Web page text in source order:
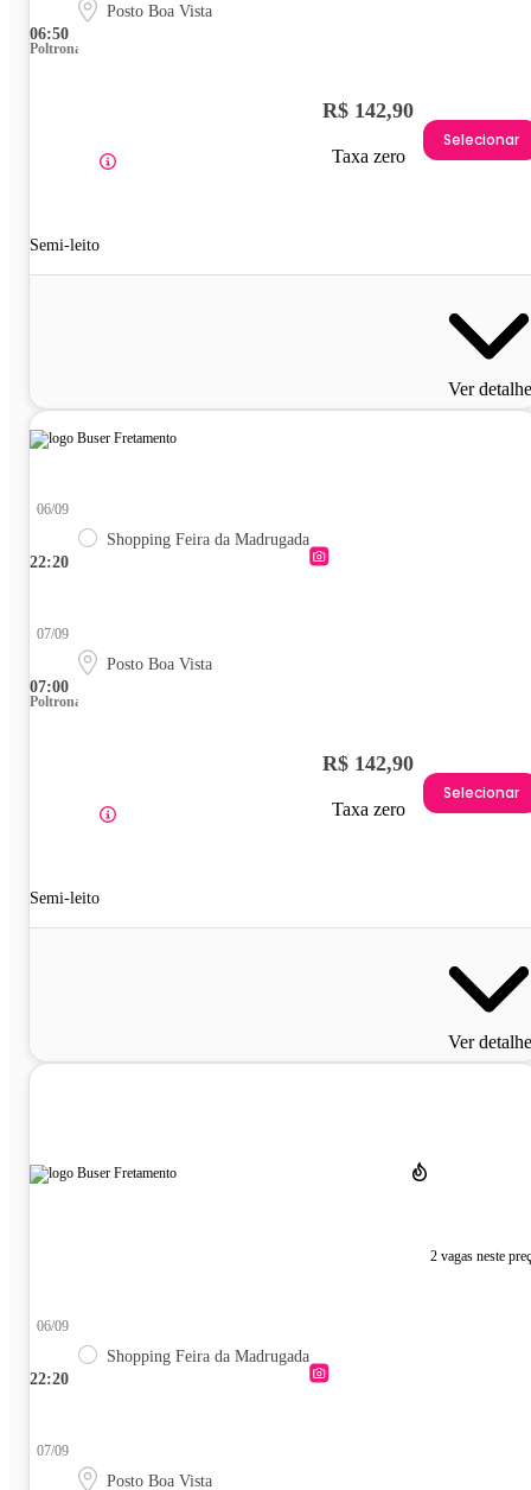
06:50
Posto Boa Vista
Poltrona
Semi-leito
R$ 142,90
Taxa zero
Selecionar
Ver
22:20
06/09
Shopping Feira da Madrugada
07:00
07/09
Posto Boa Vista
Poltrona
Semi-leito
R$ 142,90
Taxa zero
Selecionar
Ver
2 vagas neste
22:20
06/09
Shopping Feira da Madrugada
07/09
Posto Boa Vista